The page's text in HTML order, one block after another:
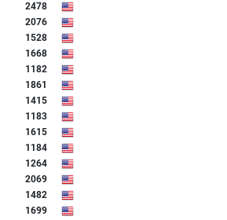
2478
2076
1528
1668
1182
1861
1415
1183
1615
1184
1264
2069
1482
1699